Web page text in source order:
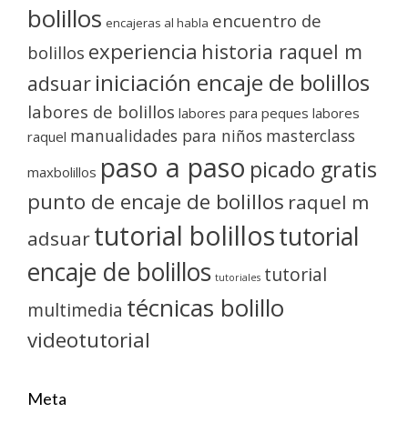
bolillos encajeras al habla encuentro de
bolillos experiencia historia raquel m
adsuar iniciación encaje de bolillos
labores de bolillos labores para peques labores
raquel manualidades para niños masterclass
maxbolillos paso a paso picado gratis
punto de encaje de bolillos raquel m
adsuartutorial bolillostutorial
encaje de bolillos tutoriales tutorial
multimedia técnicas bolillo
videotutorial
Meta